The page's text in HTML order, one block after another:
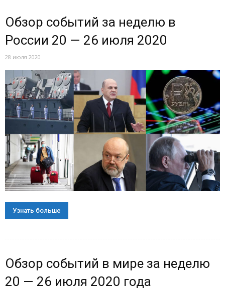
Обзор событий за неделю в
России 20 — 26 июля 2020
28 июля 2020
Узнать больше
Обзор событий в мире за неделю
20 — 26 июля 2020 года